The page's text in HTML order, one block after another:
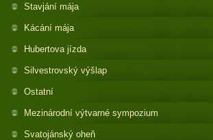
Stavjání mája
Kácání mája
Hubertova jízda
Silvestrovský výšlap
Ostatní
Mezinárodní výtvarné sympozium
Svatojánský oheň